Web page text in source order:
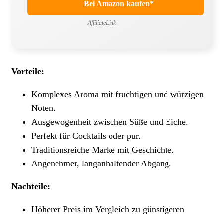
Bei Amazon kaufen*
AffiliateLink
Vorteile:
Komplexes Aroma mit fruchtigen und würzigen
Noten.
Ausgewogenheit zwischen Süße und Eiche.
Perfekt für Cocktails oder pur.
Traditionsreiche Marke mit Geschichte.
Angenehmer, langanhaltender Abgang.
Nachteile:
Höherer Preis im Vergleich zu günstigeren